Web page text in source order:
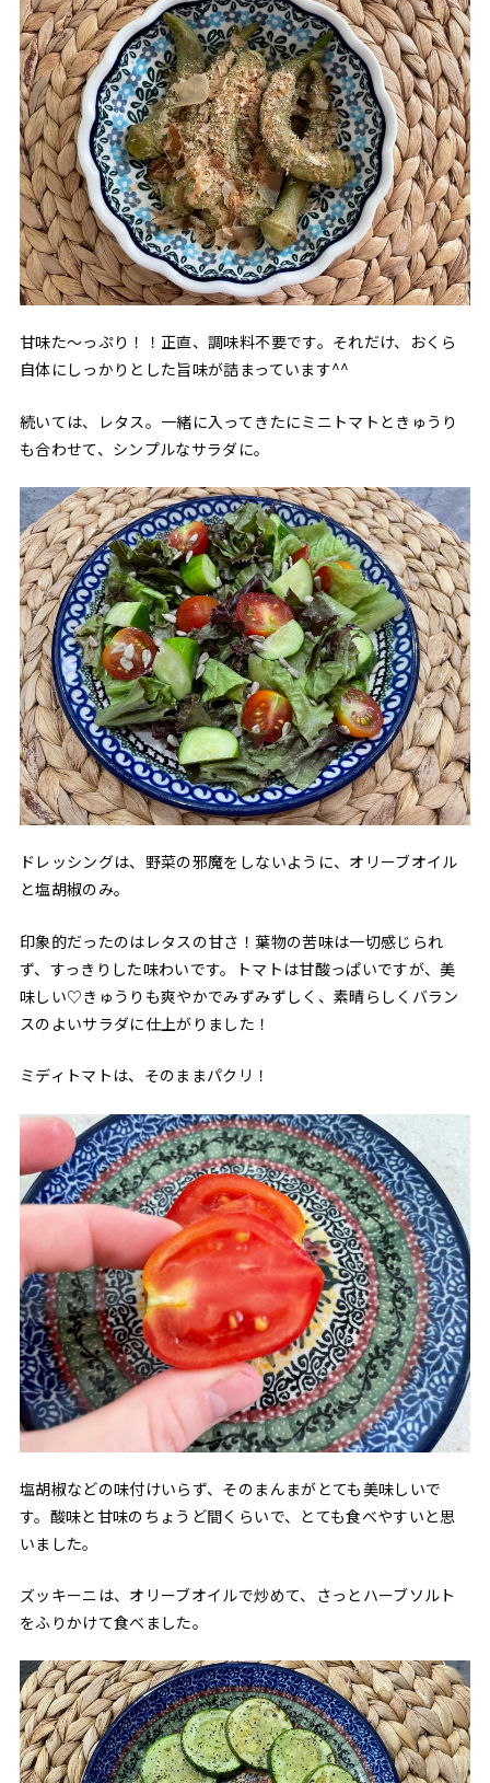
甘味た〜っぷり！！正直、調味料不要です。それだけ、おくら
自体にしっかりとした旨味が詰まっています^^
続いては、レタス。一緒に入ってきたにミニトマトときゅうり
も合わせて、シンプルなサラダに。
ドレッシングは、野菜の邪魔をしないように、オリーブオイル
と塩胡椒のみ。
印象的だったのはレタスの甘さ！葉物の苦味は一切感じられ
ず、すっきりした味わいです。トマトは甘酸っぱいですが、美
味しい♡きゅうりも爽やかでみずみずしく、素晴らしくバラン
スのよいサラダに仕上がりました！
ミディトマトは、そのままパクリ！
塩胡椒などの味付けいらず、そのまんまがとても美味しいで
す。酸味と甘味のちょうど間くらいで、とても食べやすいと思
いました。
ズッキーニは、オリーブオイルで炒めて、さっとハーブソルト
をふりかけて食べました。